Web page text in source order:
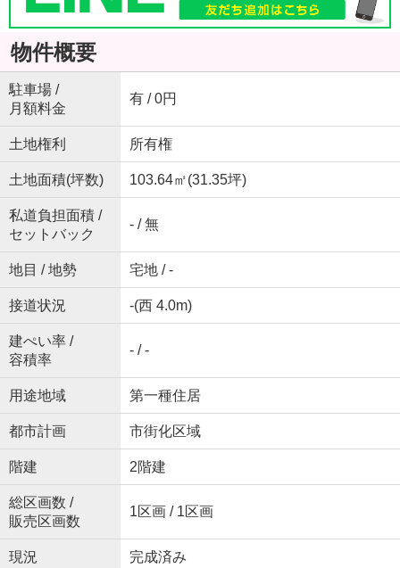
物件概要
駐車場 /
月額料金
有 / 0円
土地権利 所有権
土地面積(坪数) 103.64㎡(31.35坪)
私道負担面積 /
セットバック
- / 無
地目 / 地勢 宅地 / -
接道状況 -(西 4.0m)
建ぺい率 /
容積率
- / -
用途地域 第一種住居
都市計画 市街化区域
階建 2階建
総区画数 /
販売区画数
1区画 / 1区画
現況 完成済み